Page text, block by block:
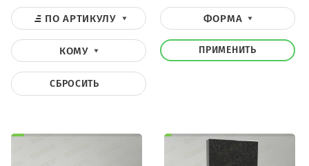
ПО АРТИКУЛУ ФОРМА
КОМУ ПРИМЕНИТЬ
СБРОСИТЬ